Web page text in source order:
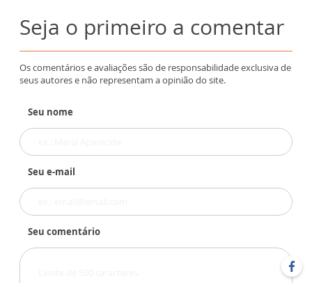
Seja o primeiro a comentar
Os comentários e avaliações são de responsabilidade exclusiva de
seus autores e não representam a opinião do site.
Seu nome
Seu e-mail
Seu comentário